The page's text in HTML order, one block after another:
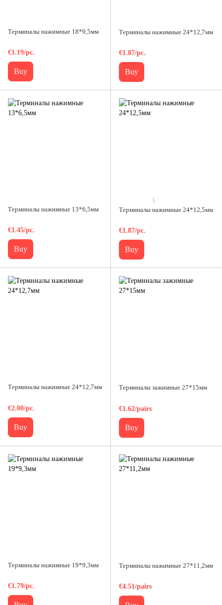
Терминалы нажимные 18*9,5мм
€1.19/pc.
Buy
Терминалы нажимные 24*12,7мм
€1.87/pc.
Buy
Терминалы нажимные 13*6,5мм
€1.45/pc.
Buy
1
Терминалы нажимные 24*12,5мм
€1.87/pc.
Buy
Терминалы нажимные 24*12,7мм
€2.00/pc.
Buy
Терминалы зажимные 27*15мм
€1.62/pairs
Buy
Терминалы нажимные 19*9,3мм
€1.79/pc.
Терминалы нажимные 27*11,2мм
€4.51/pairs